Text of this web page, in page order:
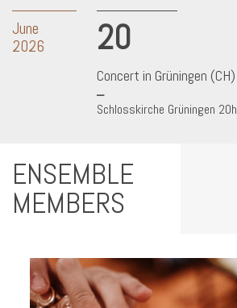
June
2026
20
Concert in Grüningen (CH)
Schlosskirche Grüningen 20h
ENSEMBLE
MEMBERS